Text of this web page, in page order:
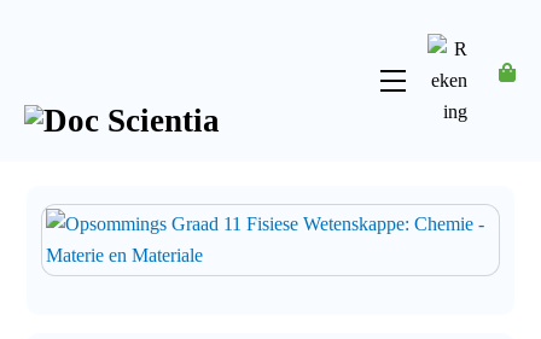
Menu
Rekening